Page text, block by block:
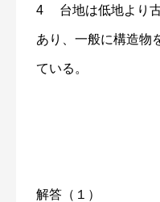
4 台地は低地より
あり、一般に構造物
ている。
解答（１）